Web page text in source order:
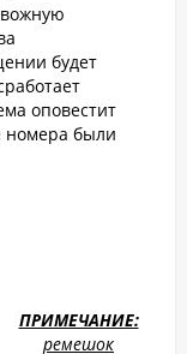
будет
оповестит
номера были
ПРИМЕЧАНИЕ:
ремешок